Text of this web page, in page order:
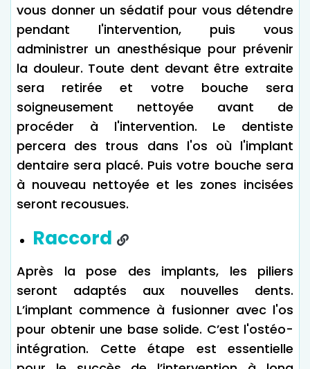
vous donner un sédatif pour vous détendre
pendant l'intervention, puis vous
administrer un anesthésique pour prévenir
la douleur. Toute dent devant être extraite
sera retirée et votre bouche sera
soigneusement nettoyée avant de
procéder à l'intervention. Le dentiste
percera des trous dans l'os où l'implant
dentaire sera placé. Puis votre bouche sera
à nouveau nettoyée et les zones incisées
seront recousues.
Raccord
Après la pose des implants, les piliers
seront adaptés aux nouvelles dents.
L’implant commence à fusionner avec l'os
pour obtenir une base solide. C’est l'ostéo-
intégration. Cette étape est essentielle